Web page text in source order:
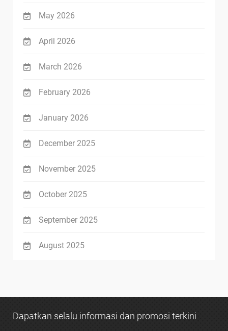
May 2026
April 2026
March 2026
February 2026
January 2026
December 2025
November 2025
October 2025
September 2025
August 2025
Dapatkan selalu informasi dan promosi terkini